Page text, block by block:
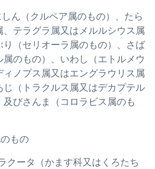
しん（クルペア属のもの）、たら
、テラグラ属又はメルルシウス属
り（セリオーラ属のもの）、さば
属のもの）、いわし（エトルメウ
ィノプス属又はエングラウリス属
じ（トラクルス属又はデカプテル
及びさんま（コロラビス属のも
もの
クータ（かます科又はくろたち